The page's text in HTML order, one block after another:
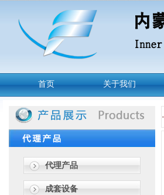
首页 关于我们
代理产品
成套设备
·